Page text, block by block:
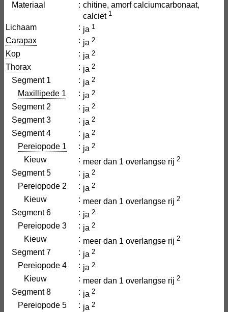
Materiaal : chitine, amorf calciumcarbonaat,
calciet 1
Lichaam : ja 1
Carapax : ja 2
Kop : ja 2
Thorax : ja 2
Segment 1 : ja 2
Maxillipede 1 : ja 2
Segment 2 : ja 2
Segment 3 : ja 2
Segment 4 : ja 2
Pereiopode 1 : ja 2
Kieuw : meer dan 1 overlangse rij 2
Segment 5 : ja 2
Pereiopode 2 : ja 2
Kieuw : meer dan 1 overlangse rij 2
Segment 6 : ja 2
Pereiopode 3 : ja 2
Kieuw : meer dan 1 overlangse rij 2
Segment 7 : ja 2
Pereiopode 4 : ja 2
Kieuw : meer dan 1 overlangse rij 2
Segment 8 : ja 2
Pereiopode 5 : ja 2